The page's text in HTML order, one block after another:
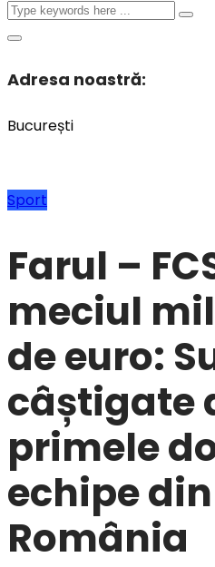
Adresa noastră:
București
Sport
Farul –
meciul
de euro:
câștigate
primele
echipe din
România